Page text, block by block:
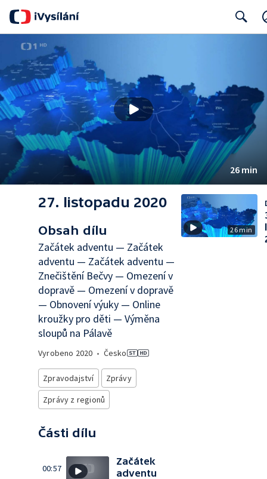
26 min
27. listopadu 2020
Obsah dílu
Začátek adventu — Začátek
adventu — Začátek adventu —
Znečištění Bečvy — Omezení v
dopravě — Omezení v dopravě
— Obnovení výuky — Online
kroužky pro děti — Výměna
sloupů na Pálavě
Vyrobeno 2020 • Česko
Zpravodajství
Zprávy
Zprávy z regionů
Části dílu
00:57
Začátek
adventu
26 min